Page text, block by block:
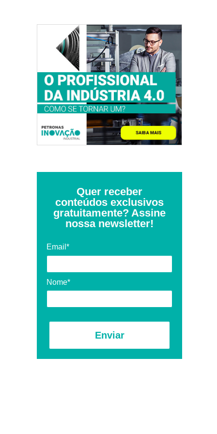
Quer receber
conteúdos exclusivos
gratuitamente? Assine
nossa newsletter!
Email*
Nome*
Enviar